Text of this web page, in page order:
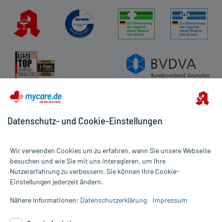
Alle Preise gelten inkl. MwSt., ggf. zzgl. Versandkosten
Informationen auf dieser Website werden ausschließlich für
die Untersuchung und Behandlung durch einen Arzt. Bitte
Datenschutz- und Cookie-Einstellungen
Wir verwenden Cookies um zu erfahren, wann Sie unsere Webseite
besuchen und wie Sie mit uns interagieren, um Ihre
Nutzererfahrung zu verbessern. Sie können Ihre Cookie-
Einstellungen jederzeit ändern.
Nähere Informationen: Datenschutzerklärung Impressum